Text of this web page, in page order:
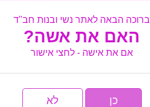
ברוכה הבאה לאתר נשי ובנות חב"ד
האם את אשה?
אם את אישה - לחצי אישור
כן לא